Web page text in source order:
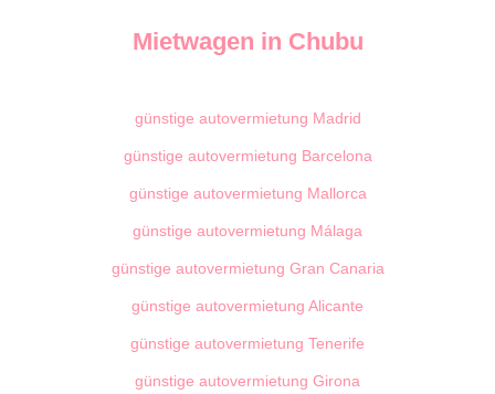
Mietwagen in Chubu
günstige autovermietung Madrid
günstige autovermietung Barcelona
günstige autovermietung Mallorca
günstige autovermietung Málaga
günstige autovermietung Gran Canaria
günstige autovermietung Alicante
günstige autovermietung Tenerife
günstige autovermietung Girona